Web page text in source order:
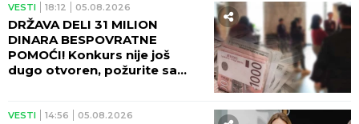
VESTI 18:12 05.08.2026
DRŽAVA DELI 31 MILION
DINARA BESPOVRATNE
POMOĆI! Konkurs nije još
dugo otvoren, požurite sa
VESTI 14:56 05.08.2026